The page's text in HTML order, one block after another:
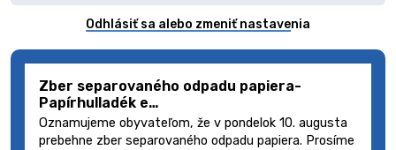
Odhlásiť sa alebo zmeniť nastavenia
Zber separovaného odpadu papiera-
Papírhulladék e…
Oznamujeme obyvateľom, že v pondelok 10. augusta
prebehne zber separovaného odpadu papiera. Prosíme